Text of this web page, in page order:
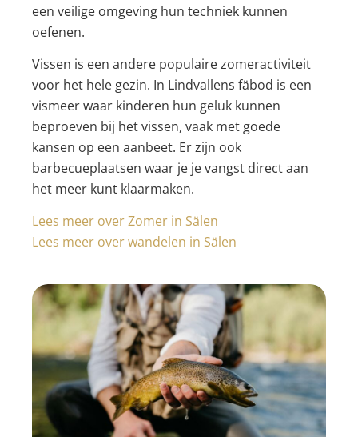
een veilige omgeving hun techniek kunnen
oefenen.
Vissen is een andere populaire zomeractiviteit
voor het hele gezin. In Lindvallens fäbod is een
vismeer waar kinderen hun geluk kunnen
beproeven bij het vissen, vaak met goede
kansen op een aanbeet. Er zijn ook
barbecueplaatsen waar je je vangst direct aan
het meer kunt klaarmaken.
Lees meer over Zomer in Sälen
Lees meer over wandelen in Sälen